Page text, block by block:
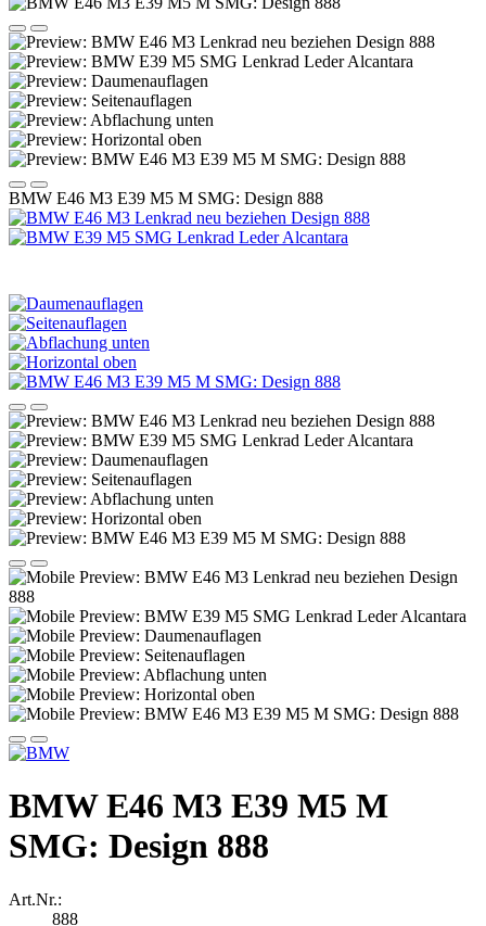
BMW E46 M3 E39 M5 M SMG: Design 888
BMW E46 M3 E39 M5 M
SMG: Design 888
Art.Nr.:
888